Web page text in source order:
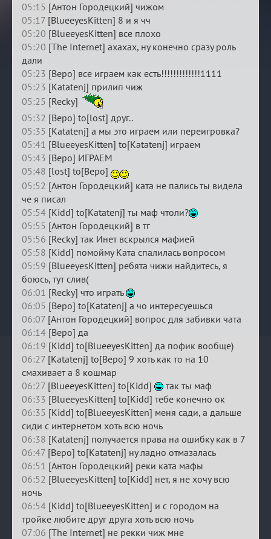
05:15 [Антон Городецкий] чижом
05:17 [BlueeyesKitten] 8 и я чч
05:20 [BlueeyesKitten] все плохо
05:20 [The Internet] ахахах, ну конечно сразу роль
дали
05:23 [Веро] все играем как есть!!!!!!!!!!!!!1111
05:23 [Katatenj] прилип чиж
05:25 [Recky]
05:32 [Веро] to[lost] друг..
05:35 [Katatenj] а мы это играем или переигровка?
05:41 [BlueeyesKitten] to[Katatenj] играем
05:43 [Веро] ИГРАЕМ
05:48 [lost] to[Веро]
05:52 [Антон Городецкий] ката не пались ты видела
че я писал
05:54 [Kidd] to[Katatenj] ты маф чтоли?
05:55 [Антон Городецкий] в тг
05:56 [Recky] так Инет вскрылся мафией
05:58 [Kidd] помойму Ката спалилась вопросом
05:59 [BlueeyesKitten] ребята чижи найдитесь, я
боюсь, тут слив(
06:01 [Recky] что играть
06:05 [Веро] to[Katatenj] а чо интересуешься
06:07 [Антон Городецкий] вопрос для забивки чата
06:14 [Веро] да
06:19 [Kidd] to[BlueeyesKitten] да пофик вообще)
06:27 [Katatenj] to[Веро] 9 хоть как то на 10
смахивает а 8 кошмар
06:27 [BlueeyesKitten] to[Kidd]
так ты маф
06:33 [BlueeyesKitten] to[Kidd] тебе конечно ок
06:35 [Kidd] to[BlueeyesKitten] меня сади, а дальше
сиди с интернетом хоть всю ночь
06:38 [Katatenj] получается права на ошибку как в 7
06:47 [Веро] to[Katatenj] ну ладно отмазалась
06:51 [Антон Городецкий] реки ката мафы
06:52 [BlueeyesKitten] to[Kidd] нет, я не хочу всю
ночь
06:54 [Kidd] to[BlueeyesKitten] и с городом на
тройке любите друг друга хоть всю ночь
07:06 [The Internet] не рекки чиж мне